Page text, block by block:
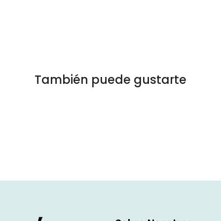
También puede gustarte